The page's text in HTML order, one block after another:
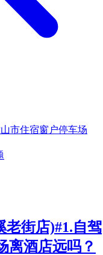
市住宿窗户停车场
老街店)#1.自驾
离酒店远吗？